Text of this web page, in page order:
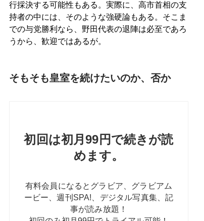
行採決する可能性もある。実際に、高市首相の支
持者の中には、そのような強硬論もある。そこま
での与党勝利なら、野田代表の退陣は必至であろ
うから、歓迎ではあるが。
そもそも皇室を続けたいのか、否か